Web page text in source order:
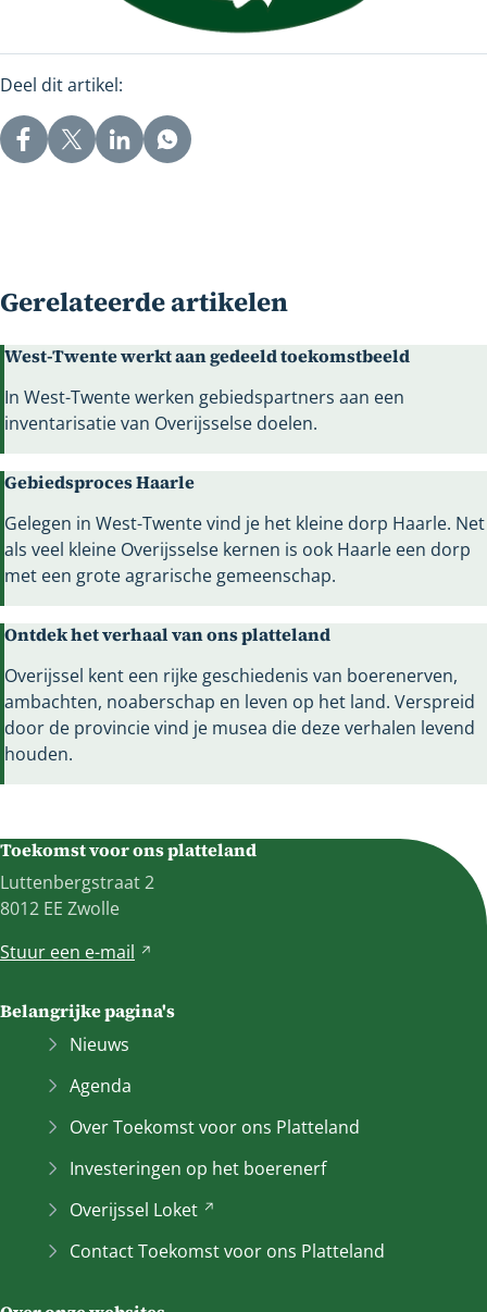
Deel dit artikel:
Gerelateerde artikelen
West-Twente werkt aan gedeeld toekomstbeeld
In West-Twente werken gebiedspartners aan een
inventarisatie van Overijsselse doelen.
Gebiedsproces Haarle
Gelegen in West-Twente vind je het kleine dorp Haarle. Net
als veel kleine Overijsselse kernen is ook Haarle een dorp
met een grote agrarische gemeenschap.
Ontdek het verhaal van ons platteland
Overijssel kent een rijke geschiedenis van boerenerven,
ambachten, noaberschap en leven op het land. Verspreid
door de provincie vind je musea die deze verhalen levend
houden.
Toekomst voor ons platteland
Luttenbergstraat 2
8012 EE Zwolle
Stuur een e-mail
r
t
n
a
a
e
Belangrijke pagina's
Nieuws
Agenda
Over Toekomst voor ons Platteland
Investeringen op het boerenerf
Overijssel Loket
een
Contact Toekomst voor ons Platteland